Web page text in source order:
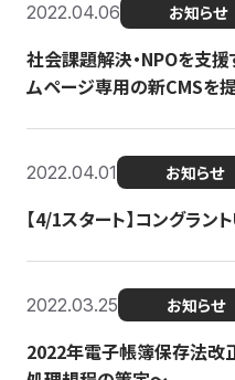
2022.04.06 お知らせ
社会課題解決・NPOを支援
ムページ専用の新CMSを
2022.04.01 お知らせ
【4/1スタート】コングラン
2022.03.25 お知らせ
2022年電子帳簿保存法改